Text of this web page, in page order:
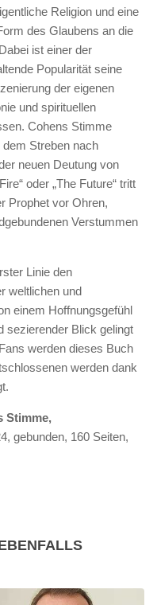
Religion und eine
des Glaubens an die
ist einer der
Popularität seine
der eigenen
und spirituellen
Cohens Stimme
Streben nach
neuen Deutung von
oder „The Future“ tritt
Prophet vor Ohren,
Verstummen
Linie den
weltlichen und
einem Hoffnungsgefühl
sezierender Blick gelingt
werden dieses Buch
werden dank
Stimme,
gebunden, 160 Seiten,